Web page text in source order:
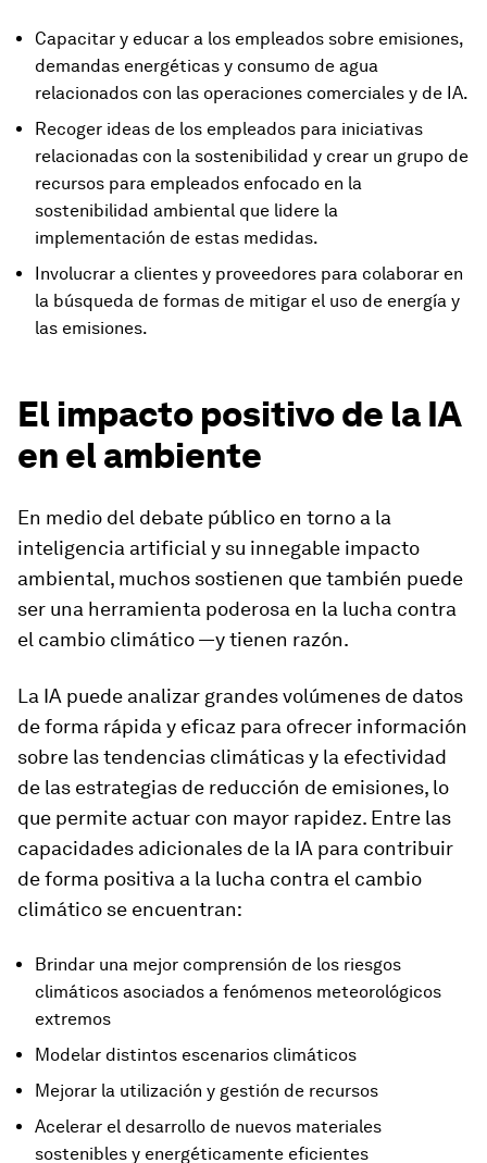
Capacitar y educar a los empleados sobre emisiones,
demandas energéticas y consumo de agua
relacionados con las operaciones comerciales y de IA.
Recoger ideas de los empleados para iniciativas
relacionadas con la sostenibilidad y crear un grupo de
recursos para empleados enfocado en la
sostenibilidad ambiental que lidere la
implementación de estas medidas.
Involucrar a clientes y proveedores para colaborar en
la búsqueda de formas de mitigar el uso de energía y
las emisiones.
El impacto positivo de la IA
en el ambiente
En medio del debate público en torno a la
inteligencia artificial y su innegable impacto
ambiental, muchos sostienen que también puede
ser una herramienta poderosa en la lucha contra
el cambio climático —y tienen razón.
La IA puede analizar grandes volúmenes de datos
de forma rápida y eficaz para ofrecer información
sobre las tendencias climáticas y la efectividad
de las estrategias de reducción de emisiones, lo
que permite actuar con mayor rapidez. Entre las
capacidades adicionales de la IA para contribuir
de forma positiva a la lucha contra el cambio
climático se encuentran:
Brindar una mejor comprensión de los riesgos
climáticos asociados a fenómenos meteorológicos
extremos
Modelar distintos escenarios climáticos
Mejorar la utilización y gestión de recursos
Acelerar el desarrollo de nuevos materiales
sostenibles y energéticamente eficientes